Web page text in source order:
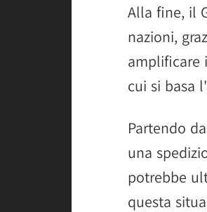
Alla fine, il
nazioni,
amplificare
cui si basa
Partendo
una
potrebbe
questa